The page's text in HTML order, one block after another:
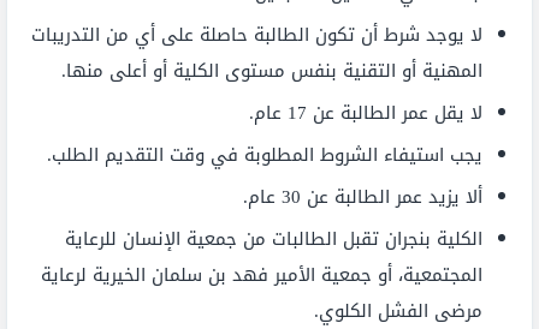
لا يوجد شرط أن تكون الطالبة حاصلة على أي من التدريبات
المهنية أو التقنية بنفس مستوى الكلية أو أعلى منها.
لا يقل عمر الطالبة عن 17 عام.
يجب استيفاء الشروط المطلوبة في وقت التقديم الطلب.
ألا يزيد عمر الطالبة عن 30 عام.
الكلية بنجران تقبل الطالبات من جمعية الإنسان للرعاية
المجتمعية، أو جمعية الأمير فهد بن سلمان الخيرية لرعاية
مرضى الفشل الكلوي.